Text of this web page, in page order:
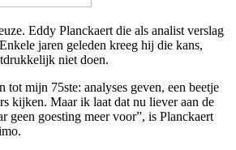
Eddy Planckaert die als analist verslag
jaren geleden kreeg hij die kans,
niet doen.
tot mijn 75ste: analyses geven, een beetje
kijken. Maar ik laat dat nu liever aan de
geen goesting meer voor”, is Planckaert